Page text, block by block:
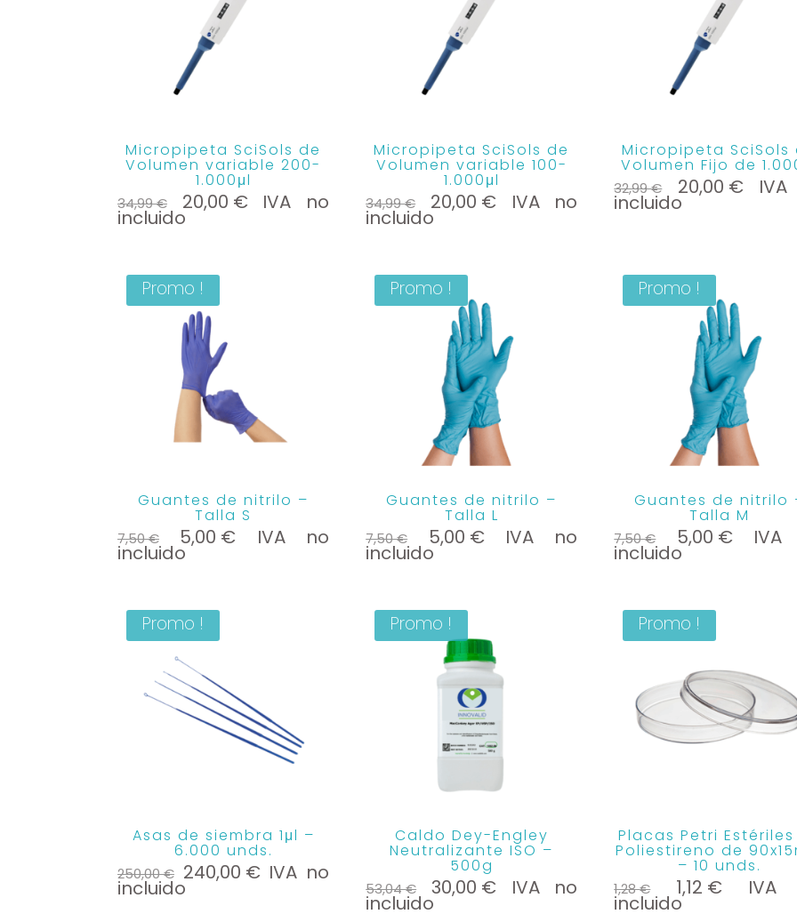
Micropipeta SciSols de
Volumen variable 200-
1.000μl
34,99€ Le
prix
initial
20,00 €Le
prix
IVA no
incluido
Micropipeta SciSols de
Volumen variable 100-
1.000μl
34,99€ Le
prix
initial
20,00 €Le
prix
IVA no
incluido
Micropipeta SciSols
Volumen Fijo de
32,99€ Le
prix
initial
20,00 €Le
prix
incluido
Promo !
Guantes de nitrilo –
Talla S
7,50€ Le
prix
initial
5,00 €Le
prix
IVA no
incluido
Promo !
Guantes de nitrilo –
Talla L
7,50€ Le
prix
initial
5,00 €Le
prix
IVA no
incluido
Promo !
Guantes de nitrilo
Talla M
7,50€ Le
prix
initial
5,00 €Le
prix
incluido
Promo !
Asas de siembra 1μl –
6.000 unds.
250,00€ Le
prix
initial
240,00 €Le
prix
IVA no
incluido
Promo !
Caldo Dey-Engley
Neutralizante ISO –
500g
53,04€ Le
prix
30,00 €Le
prix
IVA no
incluido
Promo !
Placas Petri
Poliestireno de
– 10 unds.
1,28€ Le
prix
1,12 €Le
prix
IVA
incluido